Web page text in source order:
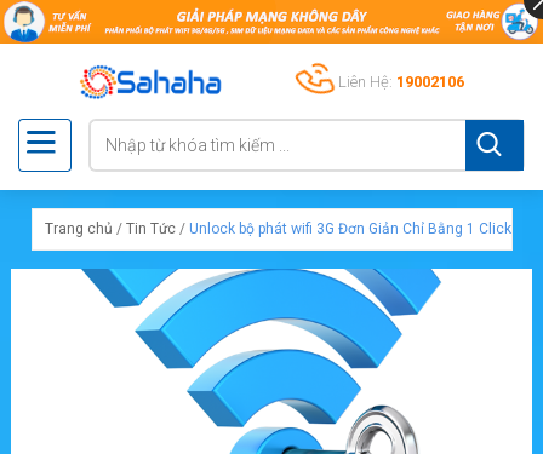
Liên Hệ: 19002106
Trang chủ / Tin Tức/ Unlock bộ phát wifi 3G Đơn Giản Chỉ Bằng 1 Click